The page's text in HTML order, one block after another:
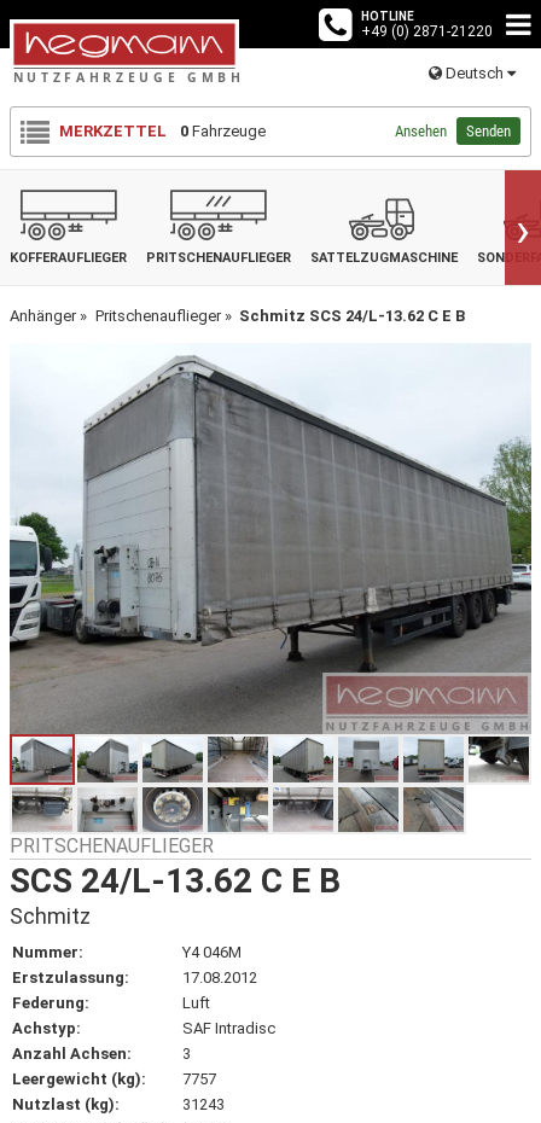
HOTLINE
+49 (0) 2871-21220
Deutsch
MERKZETTEL 0 Fahrzeuge Ansehen Senden
KOFFERAUFLIEGER PRITSCHENAUFLIEGER SATTELZUGMASCHINE ›
Anhänger Pritschenauflieger Schmitz SCS 24/L-13.62 C E B
PRITSCHENAUFLIEGER
SCS 24/L-13.62 C E B
Schmitz
Nummer:
Y4 046M
Erstzulassung:
17.08.2012
Federung:
Luft
Achstyp:
SAF Intradisc
Anzahl Achsen:
3
Leergewicht (kg):
7757
Nutzlast (kg):
31243